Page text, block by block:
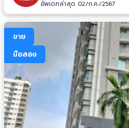
อัพเดทล่าสุด 02/ก.ค./2567
ขาย
มือสอง